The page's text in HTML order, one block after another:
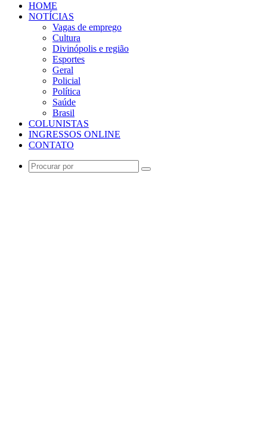
HOME
NOTÍCIAS
Vagas de emprego
Cultura
Divinópolis e região
Esportes
Geral
Policial
Política
Saúde
Brasil
COLUNISTAS
INGRESSOS ONLINE
CONTATO
Procurar